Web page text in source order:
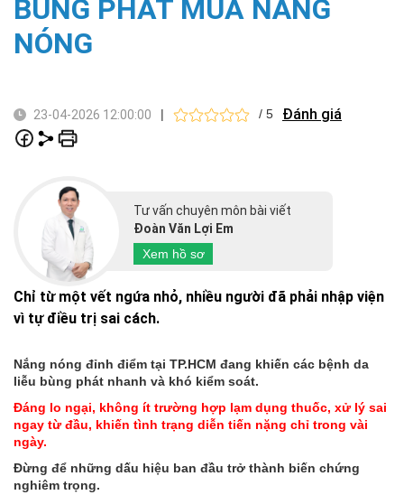
BÙNG PHÁT MÙA NẮNG
NÓNG
23-04-2026 12:00:00 | / 5 Đánh giá
Tư vấn chuyên môn bài viết
Đoàn Văn Lợi Em
Xem hồ sơ
Chỉ từ một vết ngứa nhỏ, nhiều người đã phải nhập viện
vì tự điều trị sai cách.
Nắng nóng đỉnh điểm tại TP.HCM đang khiến các bệnh da
liễu bùng phát nhanh và khó kiểm soát.
Đáng lo ngại, không ít trường hợp lạm dụng thuốc, xử lý sai
ngay từ đầu, khiến tình trạng diễn tiến nặng chỉ trong vài
ngày.
Đừng để những dấu hiệu ban đầu trở thành biến chứng
nghiêm trọng.